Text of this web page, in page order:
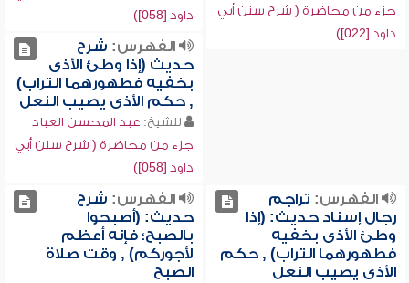
جزء من محاضرة ( شرح سنن أبي
داود [022])
داود [058])
الفهرس: شرح
حديث (إذا وطئ الأذى
بخفيه فطهورهما التراب)
, حكم الأذى يصيب النعل
للشيخ: عبد المحسن العباد
جزء من محاضرة ( شرح سنن أبي
داود [058])
الفهرس: تراجم
رجال إسناد حديث: (إذا
وطئ الأذى بخفيه
فطهورهما التراب) , حكم
الأذى يصيب النعل
الفهرس: شرح
حديث: (أصبحوا
بالصبح؛ فإنه أعظم
لأجوركم) , وقت صلاة
الصبح